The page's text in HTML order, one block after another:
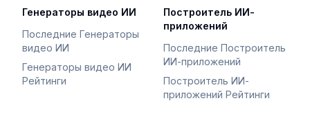
Генераторы видео ИИ
Последние Генераторы
видео ИИ
Генераторы видео ИИ
Рейтинги
Построитель ИИ-
приложений
Последние Построитель
ИИ-приложений
Построитель ИИ-
приложений Рейтинги